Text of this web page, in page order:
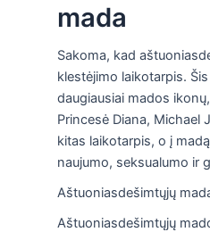
mada
Sakoma, kad
klestėjimo laikotarpis.
daugiausiai mados
Princesė Diana, Michael
kitas laikotarpis, o į
naujumo, seksualumo ir
Aštuoniasdešimtųjų
Aštuoniasdešimtųjų